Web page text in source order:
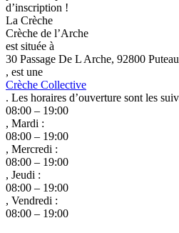
d’inscription !
La Crèche
Crèche de l’Arche
est située à
30 Passage De L Arche, 92800
, est une
Crèche Collective
. Les horaires d’ouverture sont les
08:00 – 19:00
, Mardi :
08:00 – 19:00
, Mercredi :
08:00 – 19:00
, Jeudi :
08:00 – 19:00
, Vendredi :
08:00 – 19:00